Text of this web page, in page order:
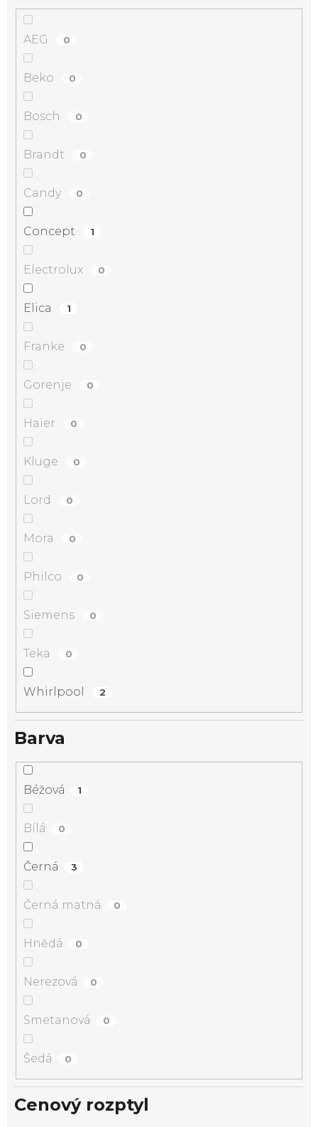
AEG 0
Beko 0
Bosch 0
Brandt 0
Candy 0
Concept 1
Electrolux 0
Elica 1
Franke 0
Gorenje 0
Haier 0
Kluge 0
Lord 0
Mora 0
Philco 0
Siemens 0
Teka 0
Whirlpool 2
Barva
Béžová 1
Bílá 0
Černá 3
Černá matná 0
Hnědá 0
Nerezová 0
Smetanová 0
Šedá 0
Cenový rozptyl